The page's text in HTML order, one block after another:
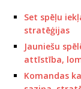
Set spēļu
stratēģijas
Jauniešu
attīstība,
Komandas